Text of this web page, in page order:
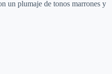
un plumaje de tonos marrones y